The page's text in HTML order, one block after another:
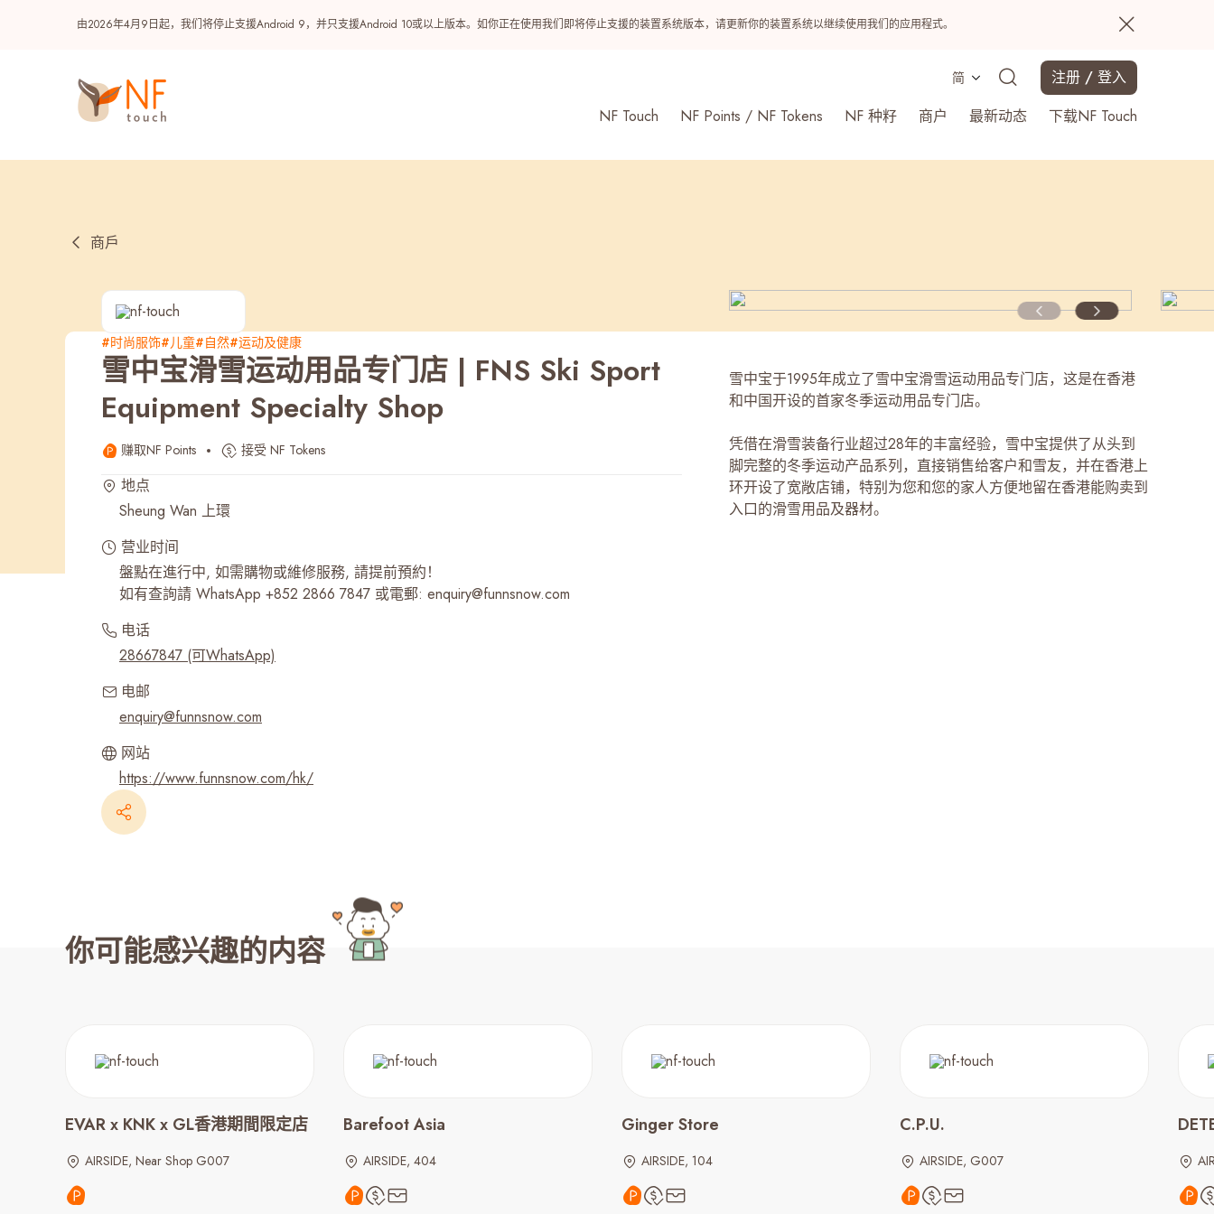
由2026年4月9日起，我们将停止支援Android 9，并只支援Android 10或以上版本。如你正在使用我们即将停止支援的装置系统版本，请更新你的装置系统以继续使用我们的应用程式。
简
注册 / 登入
NF Touch
NF Points / NF Tokens NF 种籽 商户 最新动态 下载NF Touch
热门
NF 种籽 NF Points AIRSIDE 奖赏
商戶
#时尚服饰#儿童#自然#运动及健康
雪中宝滑雪运动用品专门店 | FNS Ski Sport
Equipment Specialty Shop
赚取NF Points 接受 NF Tokens
地点
Sheung Wan 上環
营业时间
盤點在進行中, 如需購物或維修服務, 請提前預約！
如有查詢請 WhatsApp ‪+852 2866 7847‬ 或電郵: enquiry@funnsnow.com
电话
28667847 (可WhatsApp)
电邮
enquiry@funnsnow.com
网站
https://www.funnsnow.com/hk/
雪中宝于1995年成立了雪中宝滑雪运动用品专门店，这是在香港
和中国开设的首家冬季运动用品专门店。
凭借在滑雪装备行业超过28年的丰富经验，雪中宝提供了从头到
脚完整的冬季运动产品系列，直接销售给客户和雪友，并在香港上
环开设了宽敞店铺，特别为您和您的家人方便地留在香港能购卖到
入口的滑雪用品及器材。
你可能感兴趣的内容
EVAR x KNK x GL香港期間限定店
AIRSIDE, Near Shop G007
Barefoot Asia
AIRSIDE, 404
Ginger Store
AIRSIDE, 104
C.P.U.
AIRSIDE, G007